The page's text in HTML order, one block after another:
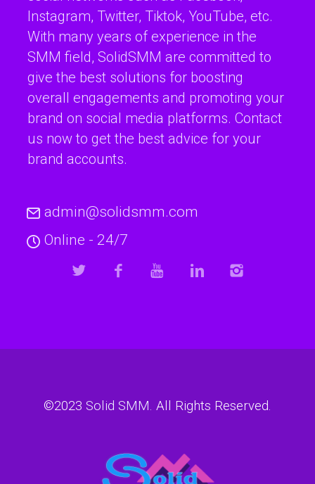
Instagram, Twitter, Tiktok, YouTube, etc.
With many years of experience in the
SMM field, SolidSMM are committed to
give the best solutions for boosting
overall engagements and promoting your
brand on social media platforms. Contact
us now to get the best advice for your
brand accounts.
admin@solidsmm.com
Online - 24/7
©2023 Solid SMM. All Rights Reserved.